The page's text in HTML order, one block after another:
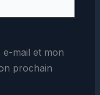
mail et mon
prochain